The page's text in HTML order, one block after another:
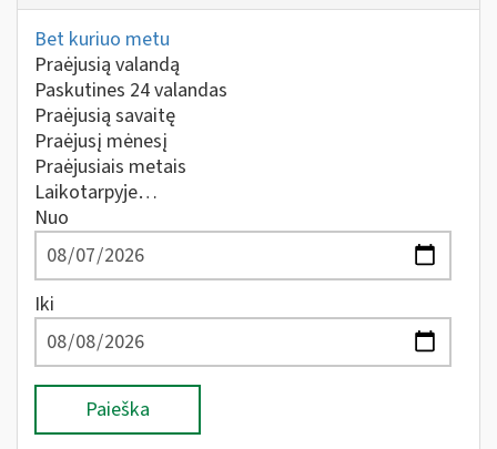
Bet kuriuo metu
Praėjusią valandą
Paskutines 24 valandas
Praėjusią savaitę
Praėjusį mėnesį
Praėjusiais metais
Laikotarpyje…
Nuo
Iki
Paieška